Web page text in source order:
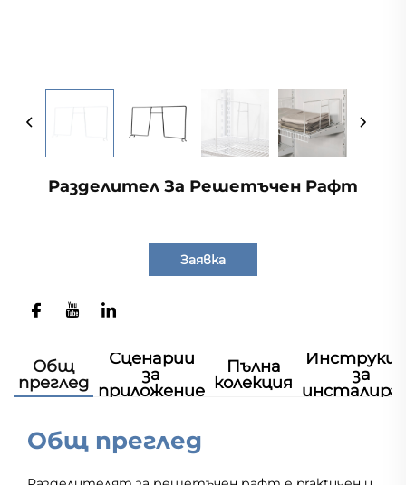
Разделител За Решетъчен Рафт
Заявка
Общ
преглед
Сценарии
за
приложение
Пълна
колекция
за
Общ преглед